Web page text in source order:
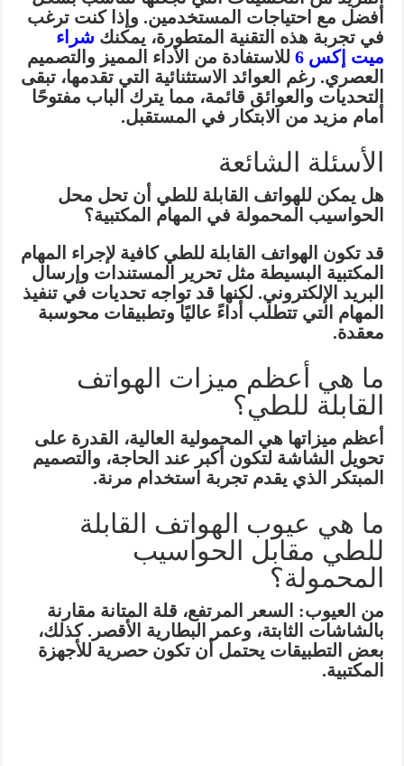
أفضل مع احتياجات المستخدمين. وإذا كنت ترغب
في تجربة هذه التقنية المتطورة، يمكنك شراء
ميت إكس 6
للاستفادة من الأداء المميز والتصميم
العصري. رغم العوائد الاستثنائية التي تقدمها، تبقى
التحديات والعوائق قائمة، مما يترك الباب مفتوحًا
أمام مزيد من الابتكار في المستقبل.
الأسئلة الشائعة
هل يمكن للهواتف القابلة للطي أن تحل محل
الحواسيب المحمولة في المهام المكتبية؟
قد تكون الهواتف القابلة للطي كافية لإجراء المهام
المكتبية البسيطة مثل تحرير المستندات وإرسال
البريد الإلكتروني. لكنها قد تواجه تحديات في تنفيذ
المهام التي تتطلب أداءً عاليًا وتطبيقات محوسبة
معقدة.
ما هي أعظم ميزات الهواتف
القابلة للطي؟
أعظم ميزاتها هي المحمولية العالية، القدرة على
تحويل الشاشة لتكون أكبر عند الحاجة، والتصميم
المبتكر الذي يقدم تجربة استخدام مرنة.
ما هي عيوب الهواتف القابلة
للطي مقابل الحواسيب
المحمولة؟
من العيوب: السعر المرتفع، قلة المتانة مقارنة
بالشاشات الثابتة، وعمر البطارية الأقصر. كذلك،
بعض التطبيقات يحتمل أن تكون حصرية للأجهزة
المكتبية.